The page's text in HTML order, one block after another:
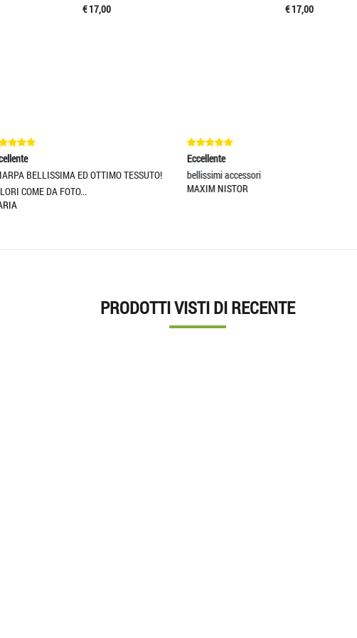
€ 17,00 € 17,00
Eccellente
bellissimi accessori
MAXIM NISTOR
Eccellente
Ottimo
ANDREA TRECCANI
PRODOTTI VISTI DI RECENTE